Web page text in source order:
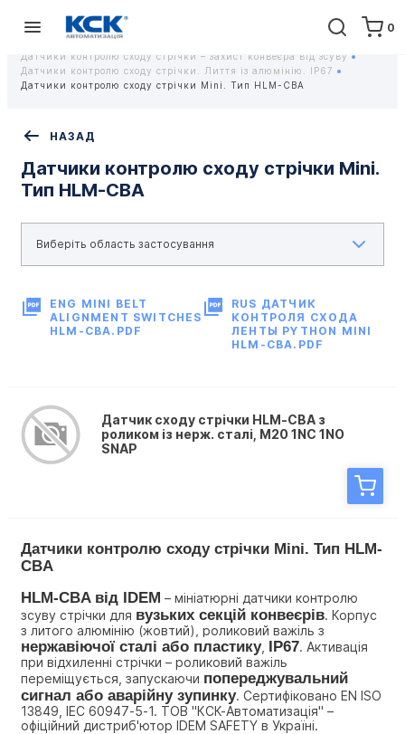
0
Головна
Обладнання
Пристрої аварійного захисту та оповіщення
Датчики контролю сходу стрічки – захист конвеєра від зсуву
Датчики контролю сходу стрічки. Лиття із алюмінію. IP67
Датчики контролю сходу стрічки Mini. Тип HLM-CBA
НАЗАД
Датчики контролю сходу стрічки Mini.
Тип HLM-CBA
ENG MINI BELT
ALIGNMENT SWITCHES
HLM-CBA.PDF
RUS ДАТЧИК
КОНТРОЛЯ СХОДА
ЛЕНТЫ PYTHON MINI
HLM-CBA.PDF
Датчик сходу стрічки HLM-CBA з
роликом із нерж. сталі, M20 1NC 1NO
SNAP
Датчики контролю сходу стрічки Mini. Тип HLM-
CBA
HLM-CBA від IDEM – мініатюрні датчики контролю
зсуву стрічки для вузьких секцій конвеєрів. Корпус
нержавіючої сталі або пластику, IP67. Активація
при відхиленні стрічки – роликовий важіль
переміщується, запускаючи попереджувальний
сигнал або аварійну зупинку. Сертифіковано EN ISO
13849, IEC 60947-5-1. ТОВ "КСК-Автоматизація" –
офіційний дистриб'ютор IDEM SAFETY в Україні.